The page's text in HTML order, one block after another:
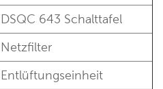
DSQC 643 Schalttafel
Netzfilter
Entlüftungseinheit